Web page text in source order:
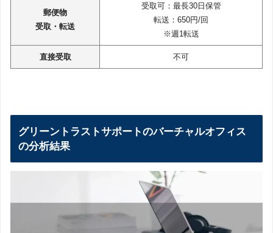
郵便物
受取・転送
受取可：最長30日保管
転送：650円/回
※週1転送
直接受取 不可
グリーントラストサポートのバーチャルオフィス
の分析結果